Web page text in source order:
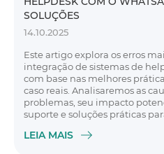
SOLUÇÕES
14.10.2025
Este artigo explora os erros
integração de sistemas de
com base nas melhores
caso reais. Analisaremos as
problemas, seu impacto
suporte e soluções práticas
LEIA MAIS